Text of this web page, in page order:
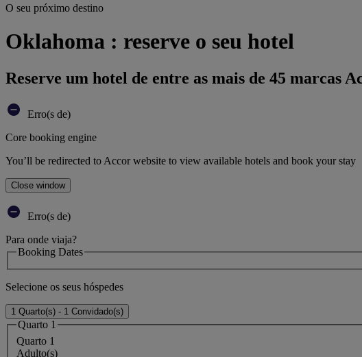
O seu próximo destino
Oklahoma : reserve o seu hotel
Reserve um hotel de entre as mais de 45 marcas
Erro(s de)
Core booking engine
You’ll be redirected to Accor website to view available hotels and book your stay
Close window
Erro(s de)
Para onde viaja?
Booking Dates
Selecione os seus hóspedes
1 Quarto(s) - 1 Convidado(s)
Quarto 1
Quarto 1
Adulto(s)